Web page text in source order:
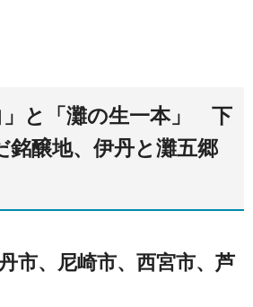
」と「灘の生一本」 下
銘醸地、伊丹と灘五郷
市、尼崎市、西宮市、芦